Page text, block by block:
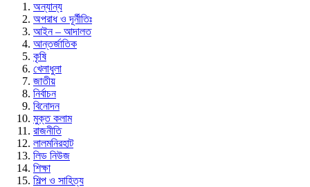
অন্যান্য
অপরাধ ও দূর্নীতিঃ
আইন – আদালত
আন্তর্জাতিক
কৃষি
খেলাধুলা
জাতীয়
নির্বাচন
বিনোদন
মুক্ত কলাম
রাজনীতি
লালমনিরহাট
লিড নিউজ
শিক্ষা
শিল্প ও সাহিত্য